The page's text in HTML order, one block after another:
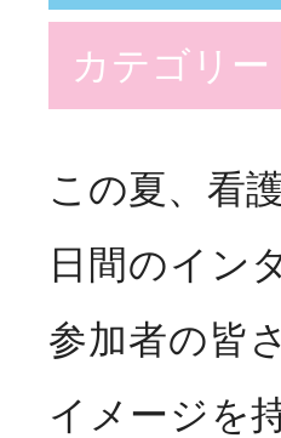
カテゴリー
この夏、看
日間のイン
参加者の皆
イメージを